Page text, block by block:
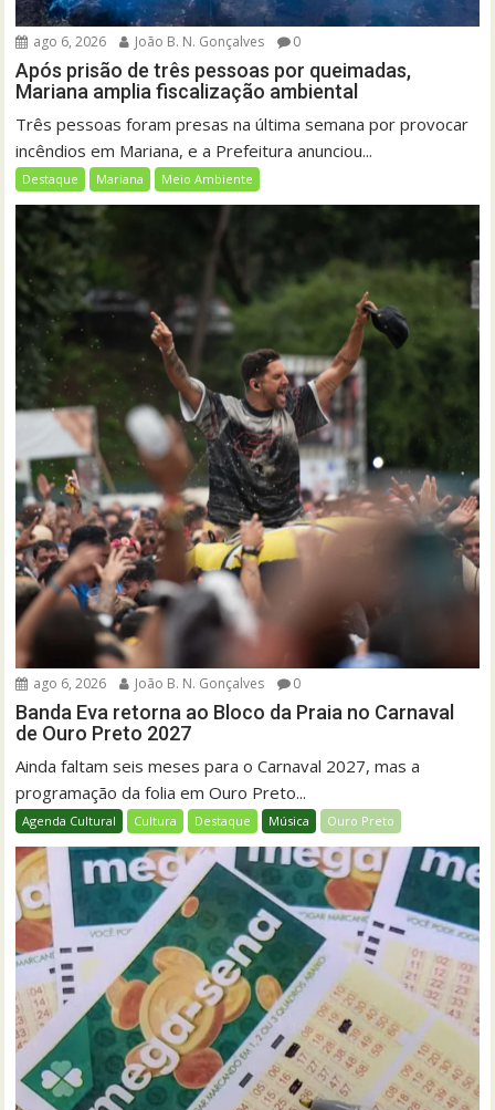
ago 6, 2026 João B. N. Gonçalves 0
Após prisão de três pessoas por queimadas,
Mariana amplia fiscalização ambiental
Três pessoas foram presas na última semana por provocar
incêndios em Mariana, e a Prefeitura anunciou...
Destaque Mariana Meio Ambiente
ago 6, 2026 João B. N. Gonçalves 0
Banda Eva retorna ao Bloco da Praia no Carnaval
de Ouro Preto 2027
Ainda faltam seis meses para o Carnaval 2027, mas a
programação da folia em Ouro Preto...
Agenda Cultural Cultura Destaque Música Ouro Preto